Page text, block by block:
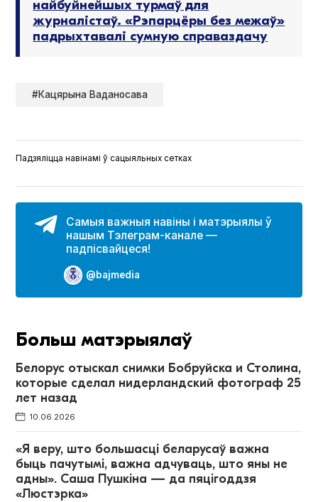
найбуйнейшых турмаў для
журналістаў. «Рэпарцёры без межаў»
падрыхтавалі сумную справаздачу
#Кацярына Ваданосава
Падзяліцца навінамі ў сацыяльных сетках
Самыя важныя навіны і матэрыялы ў
нашым Тэлеграм-канале —
падпісвайцеся!
@bajmedia
Больш матэрыялаў
Белорус отыскал снимки Бобруйска и Столина,
которые сделал нидерландский фотограф 25
лет назад
10.06.2026
«Я веру, што большасці беларусаў важна
быць пачутымі, важна адчуваць, што яны не
адны». Саша Пушкіна — да пяцігоддзя
«Люстэрка»